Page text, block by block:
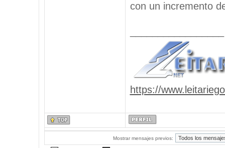
con un incremento
https://
Mostrar mensajes previos: